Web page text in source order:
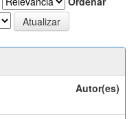
Autor(es)